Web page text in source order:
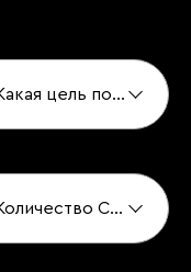
Какая цель покупки?*
Количество Спален*